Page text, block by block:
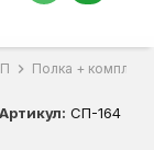
chevron_right Полка +
Артикул: СП-164